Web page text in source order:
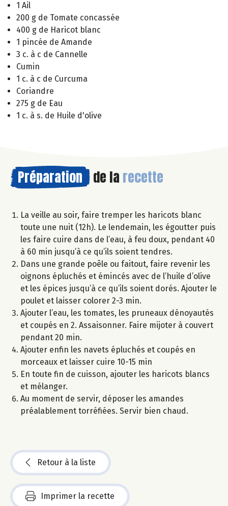
1 Ail
200 g de Tomate concassée
400 g de Haricot blanc
1 pincée de Amande
3 c. à c de Cannelle
Cumin
1 c. à c de Curcuma
Coriandre
275 g de Eau
1 c. à s. de Huile d'olive
Préparation de la recette
La veille au soir, faire tremper les haricots blanc
toute une nuit (12h). Le lendemain, les égoutter puis
les faire cuire dans de l’eau, à feu doux, pendant 40
à 60 min jusqu’à ce qu’ils soient tendres.
Dans une grande poêle ou faitout, faire revenir les
oignons épluchés et émincés avec de l’huile d’olive
et les épices jusqu’à ce qu’ils soient dorés. Ajouter le
poulet et laisser colorer 2-3 min.
Ajouter l’eau, les tomates, les pruneaux dénoyautés
et coupés en 2. Assaisonner. Faire mijoter à couvert
pendant 20 min.
Ajouter enfin les navets épluchés et coupés en
morceaux et laisser cuire 10-15 min
En toute fin de cuisson, ajouter les haricots blancs
et mélanger.
Au moment de servir, déposer les amandes
préalablement torréfiées. Servir bien chaud.
Retour à la liste
Imprimer la recette